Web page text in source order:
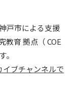
戸市による支援
教育 拠点（ COE
ブチャンネルで